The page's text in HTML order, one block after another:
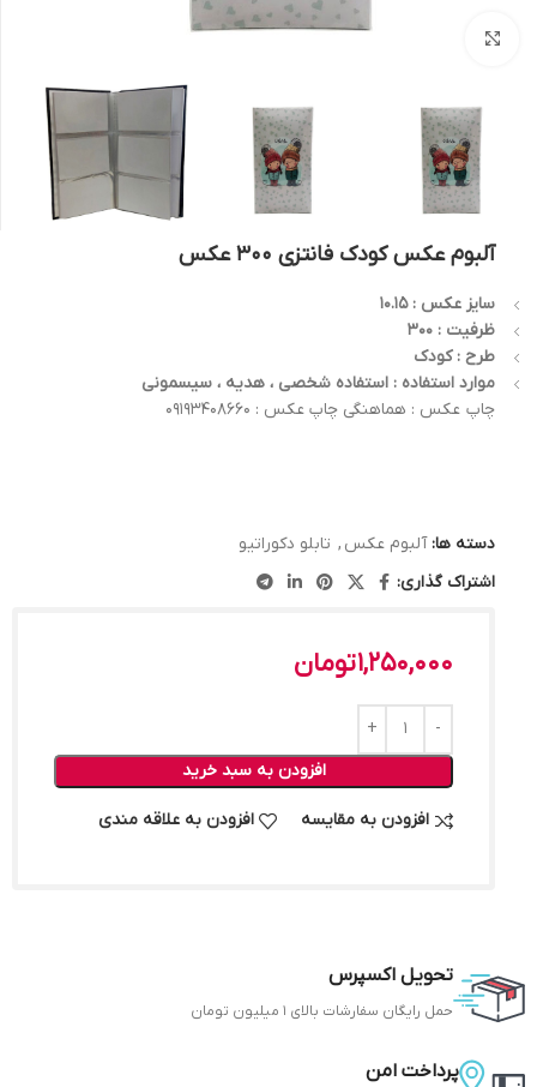
آلبوم عکس کودک فانتزی 300 عکس
سایز عکس : 10.15
ظرفیت : 300
طرح : کودک
موارد استفاده : استفاده شخصی ، هدیه ، سیسمونی
چاپ عکس : هماهنگی چاپ عکس : 09193408660
دسته ها: آلبوم عکس , تابلو دکوراتیو
اشتراک گذاری:
1,250,000تومان
افزودن به سبد خرید
افزودن به مقایسه افزودن به علاقه مندی
تحویل اکسپرس
حمل رایگان سفارشات بالای 1 میلیون تومان
پرداخت امن